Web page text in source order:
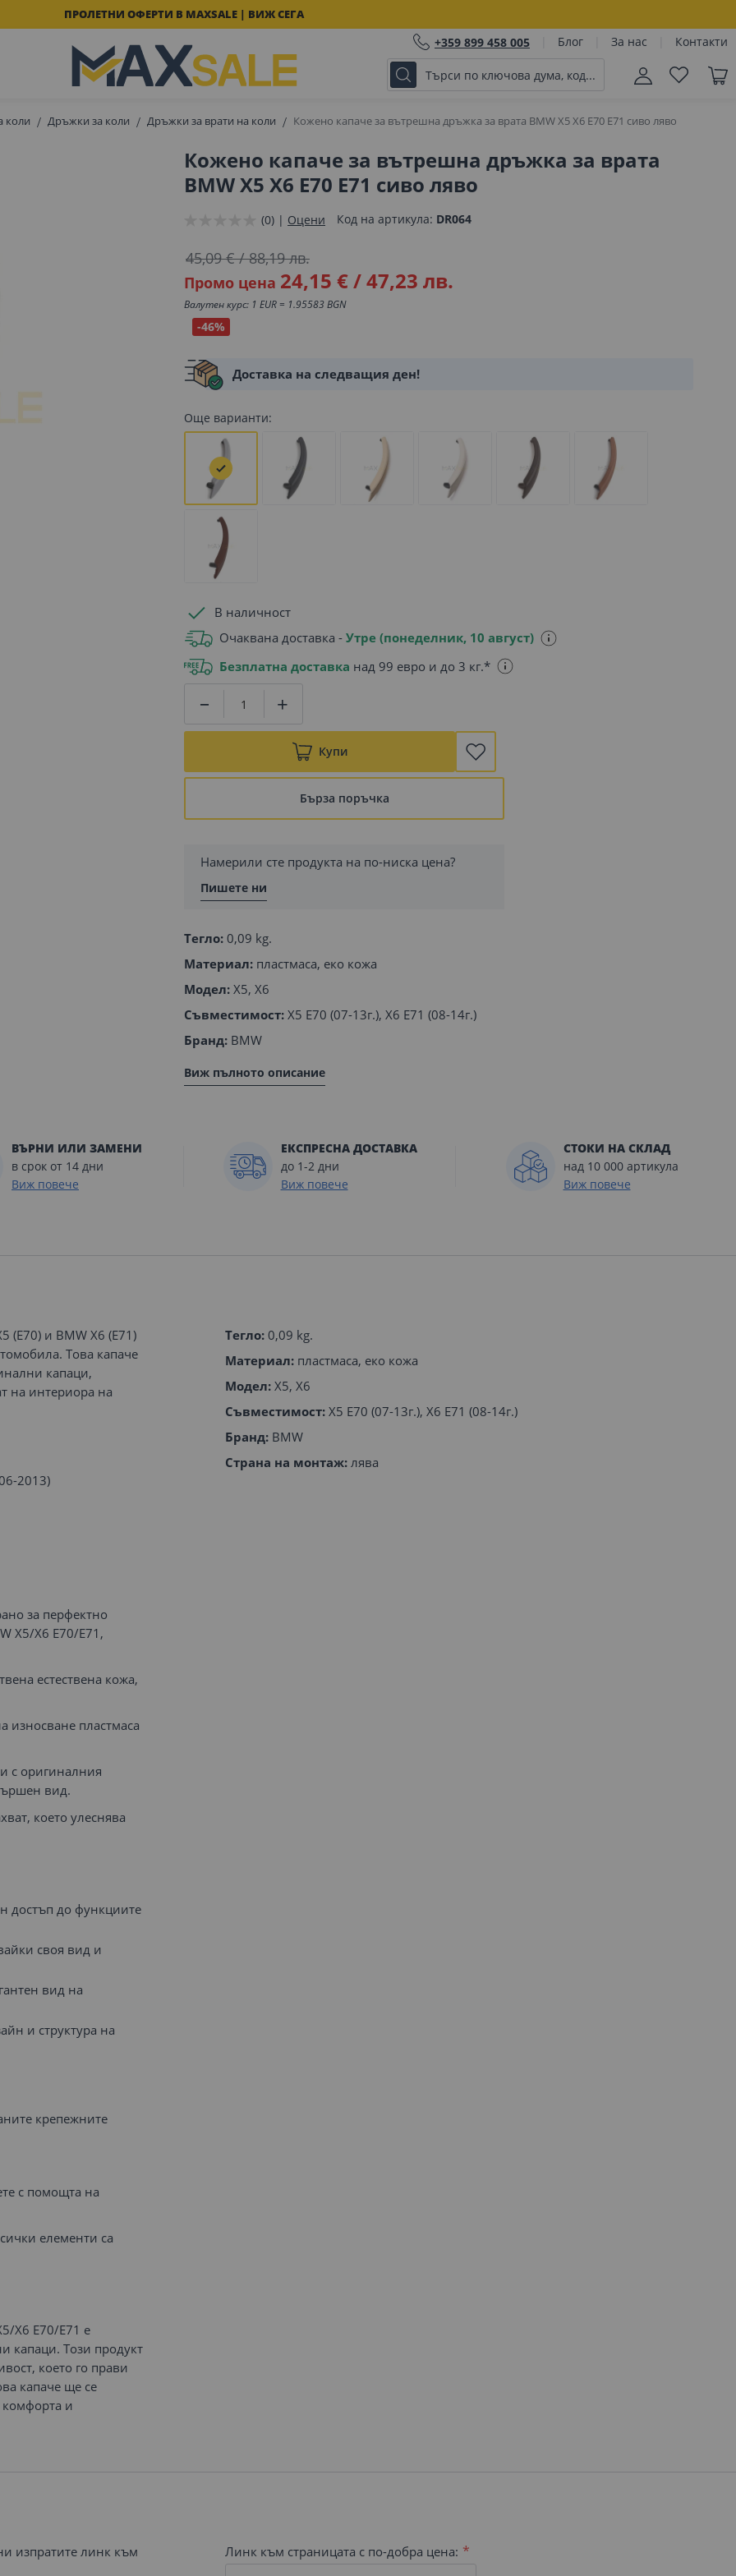
ПРОЛЕТНИ ОФЕРТИ В MAXSALE | ВИЖ СЕГА
+359 899 458 005 Блог За нас Контакти
коли Дръжки за коли Дръжки за врати на коли Кожено капаче за вътрешна дръжка за врата BMW X5 X6 E70 E71 сиво ляво
Кожено капаче за вътрешна дръжка за врата
BMW X5 X6 E70 E71 сиво ляво
(0) | Оцени Код на артикула DR064
Промо цена 24,15 €/47,23 лв.
45,09 €/88,19 лв.
Валутен курс: 1 EUR = 1.95583 BGN
-46%
Доставка на следващия ден!
Още варианти:
В наличност
Очаквана доставка - Утре (понеделник, 10 август)
Безплатна доставка над 99 евро и до 3 кг.*
Купи
Бърза поръчка
Намерили сте продукта на по-ниска цена?
Пишете ни
Тегло: 0,09 kg.
Материал: пластмаса, еко кожа
Модел: X5, X6
Съвместимост: X5 E70 (07-13г.), X6 E71 (08-14г.)
Бранд: BMW
Виж пълното описание
ВЪРНИ ИЛИ ЗАМЕНИ
в срок от 14 дни
Виж повече
ЕКСПРЕСНА ДОСТАВКА
до 1-2 дни
Виж повече
СТОКИ НА СКЛАД
над 10 000 артикула
Виж повече
(E70) и BMW X6 (E71)
Това капаче
капаци,
на интериора на
2013)
за перфектно
X5/X6 E70/E71,
естествена кожа,
износване пластмаса
с оригиналния
вид.
което улеснява
достъп до функциите
своя вид и
вид на
и структура на
крепежните
с помощта на
елементи са
X6 E70/E71 е
капаци. Този продукт
което го прави
капаче ще се
и
Тегло: 0,09 kg.
Материал: пластмаса, еко кожа
Модел: X5, X6
Съвместимост: X5 E70 (07-13г.), X6 E71 (08-14г.)
Бранд: BMW
Страна на монтаж: лява
изпратите линк към
Линк към страницата с по-добра цена: